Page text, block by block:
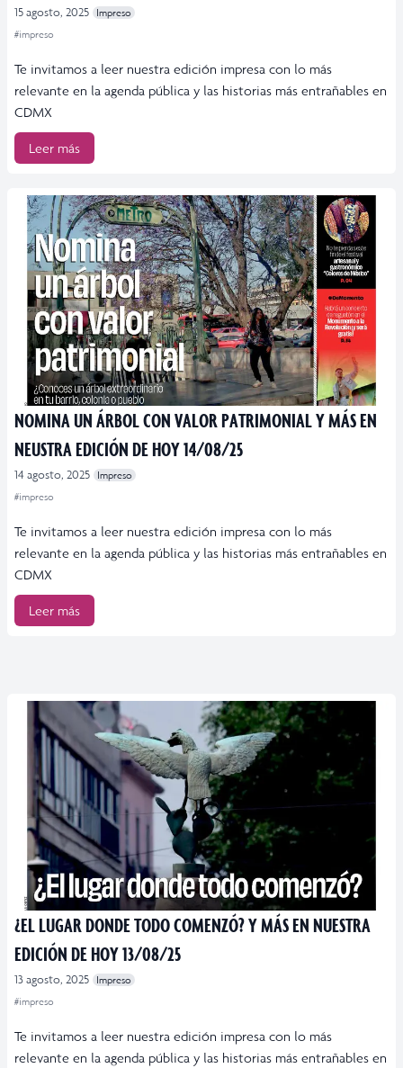
15 agosto, 2025
Impreso
#impreso
Te invitamos a leer nuestra edición impresa con lo más
relevante en la agenda pública y las historias más entrañables en
CDMX
Leer más
NOMINA UN ÁRBOL CON VALOR PATRIMONIAL Y MÁS EN
NEUSTRA EDICIÓN DE HOY 14/08/25
14 agosto, 2025
Impreso
#impreso
Te invitamos a leer nuestra edición impresa con lo más
relevante en la agenda pública y las historias más entrañables en
CDMX
Leer más
¿EL LUGAR DONDE TODO COMENZÓ? Y MÁS EN NUESTRA
EDICIÓN DE HOY 13/08/25
13 agosto, 2025
Impreso
#impreso
Te invitamos a leer nuestra edición impresa con lo más
relevante en la agenda pública y las historias más entrañables en